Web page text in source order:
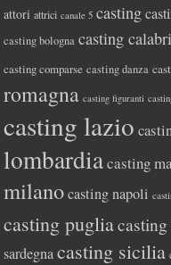
attori attrici canale 5 casting
casting bologna casting
casting comparse casting danza
romagna casting figuranti
casting lazio
lombardiacasting
milano casting napoli
casting puglia
sardegna casting sicilia